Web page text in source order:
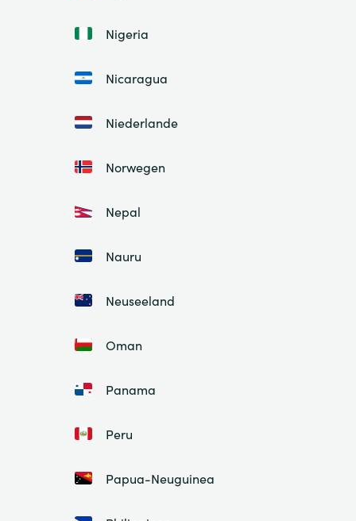
Nigeria
Nicaragua
Niederlande
Norwegen
Nepal
Nauru
Neuseeland
Oman
Panama
Peru
Papua-Neuguinea